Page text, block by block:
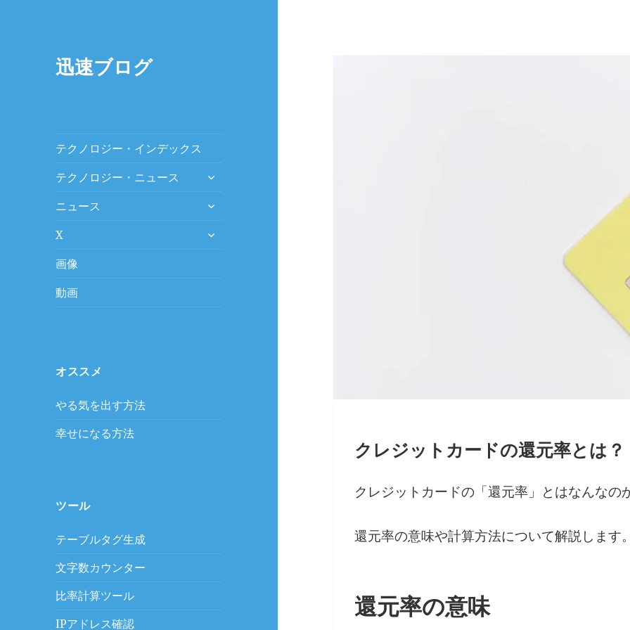
迅速ブログ
テクノロジー・インデックス
テクノロジー・ニュース
expand
menu
ニュース
expand
menu
X
expand
画像
動画
オススメ
やる気を出す方法
幸せになる方法
ツール
テーブルタグ生成
文字数カウンター
比率計算ツール
IPアドレス確認
クレジットカードの還元率とは？
クレジットカードの「還元率」とはなんなの
還元率の意味や計算方法について解説します
還元率の意味